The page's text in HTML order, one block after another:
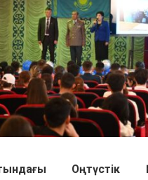
Оңтүстік